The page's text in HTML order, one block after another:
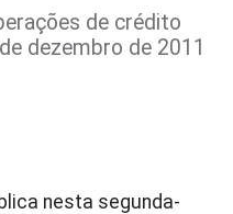
de crédito
dezembro de 2011
nesta segunda-